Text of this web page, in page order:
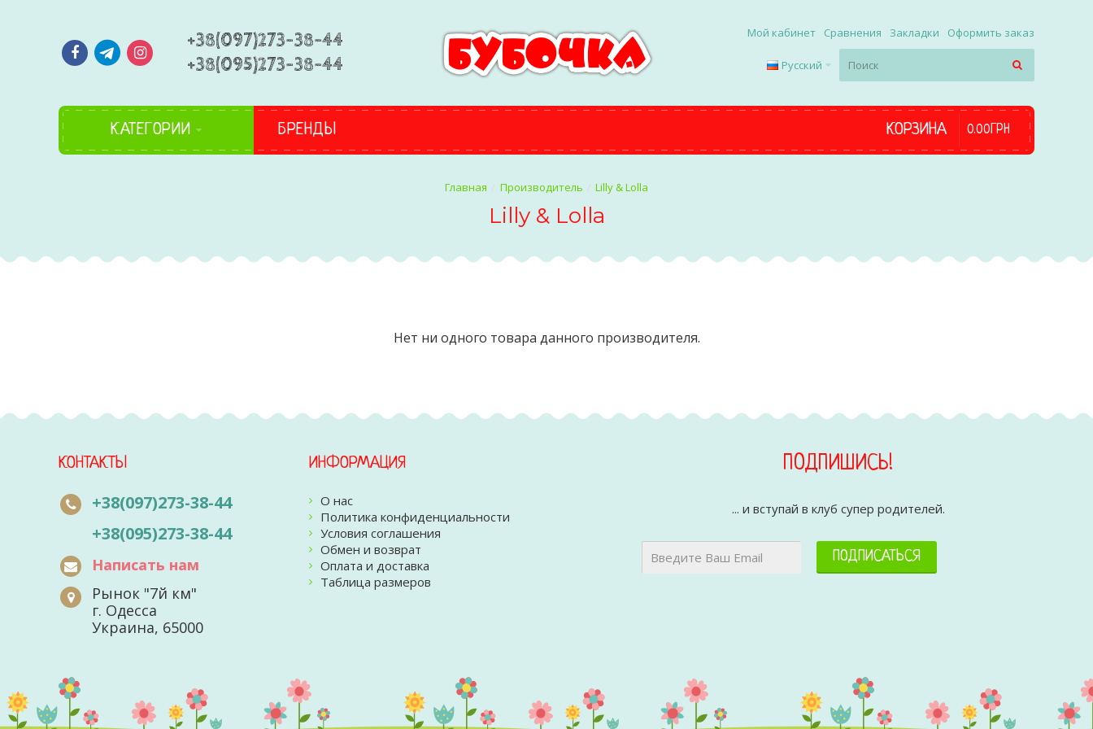
+38(097)273-38-44
+38(095)273-38-44
Мой кабинет Сравнения Закладки Оформить заказ
Русский
КАТЕГОРИИ БРЕНДЫ КОРЗИНА 0.00ГРН
Производитель Lilly & Lolla
Lilly & Lolla
Нет ни одного товара данного производителя.
КОНТАКТЫ
+38(097)273-38-44
+38(095)273-38-44
Написать нам
Рынок "7й км"
г. Одесса
Украина, 65000
ИНФОРМАЦИЯ
О нас
Политика конфиденциальности
Условия соглашения
Обмен и возврат
Оплата и доставка
Таблица размеров
ПОДПИШИСЬ!
... и вступай в клуб супер родителей.
ПОДПИСАТЬСЯ